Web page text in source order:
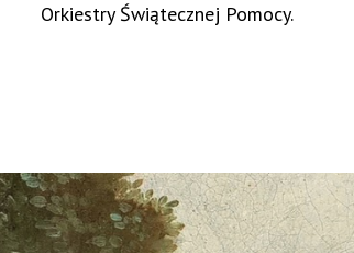
Orkiestry Świątecznej Pomocy.